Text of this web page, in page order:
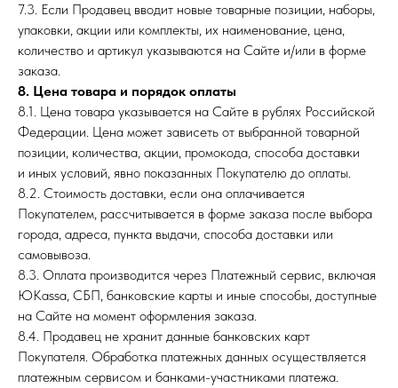
7.3. Если Продавец вводит новые товарные позиции, наборы,
упаковки, акции или комплекты, их наименование, цена,
количество и артикул указываются на Сайте и/или в форме
заказа.
8. Цена товара и порядок оплаты
8.1. Цена товара указывается на Сайте в рублях Российской
Федерации. Цена может зависеть от выбранной товарной
позиции, количества, акции, промокода, способа доставки
и иных условий, явно показанных Покупателю до оплаты.
8.2. Стоимость доставки, если она оплачивается
Покупателем, рассчитывается в форме заказа после выбора
города, адреса, пункта выдачи, способа доставки или
самовывоза.
8.3. Оплата производится через Платежный сервис, включая
ЮKassa, СБП, банковские карты и иные способы, доступные
на Сайте на момент оформления заказа.
8.4. Продавец не хранит данные банковских карт
Покупателя. Обработка платежных данных осуществляется
платежным сервисом и банками-участниками платежа.